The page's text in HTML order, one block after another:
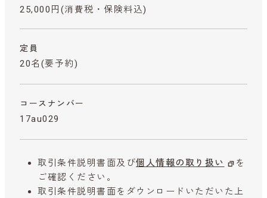
25,000円 (消費税・保険料込)
定員
20名(要予約)
コースナンバー
17au029
取引条件説明書面及び個人情報の取り扱い
を
ご確認ください。
取引条件説明書面をダウンロードいただいた上